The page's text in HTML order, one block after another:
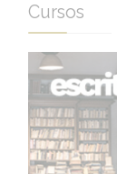
Cursos